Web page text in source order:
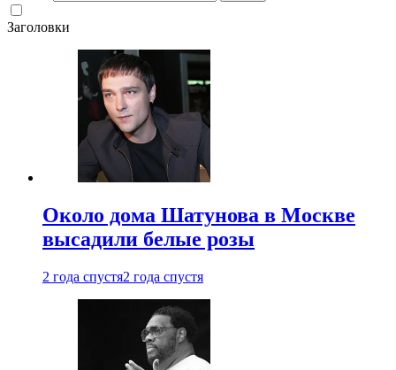
Заголовки
Около дома Шатунова в Москве
высадили белые розы
2 года спустя2 года спустя